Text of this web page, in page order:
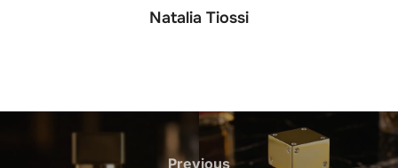
Natalia Tiossi
Navegação
Previous
Previous